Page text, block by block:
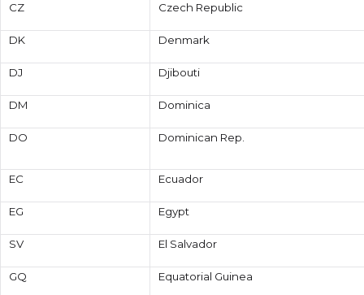
CZ Czech Republic
DK Denmark
DJ Djibouti
DM Dominica
DO Dominican Rep.
EC Ecuador
EG Egypt
SV El Salvador
GQ Equatorial Guinea